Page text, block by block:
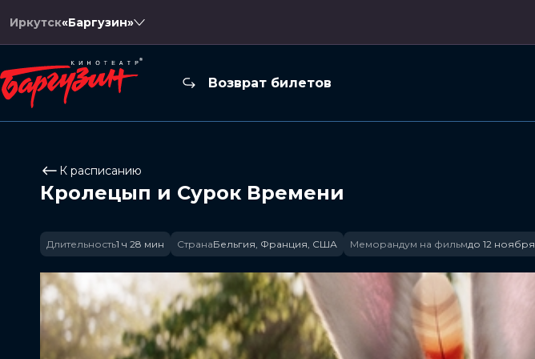
Иркутск«Баргузин»
Возврат билетов
К расписанию
Кролецып и Сурок Времени
Длительность1 ч 28 мин СтранаБельгия, Франция, США Меморандум на фильмдо 12 ноября